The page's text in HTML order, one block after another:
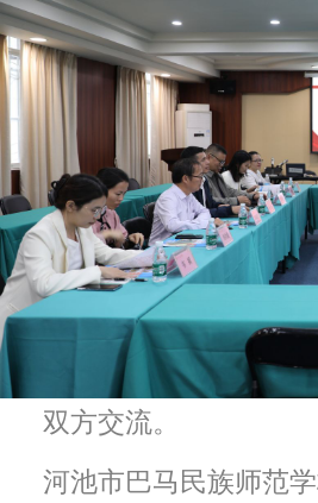
双方交流。
河池市巴马民族师范